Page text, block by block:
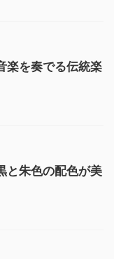
楽を奏でる伝統楽
と朱色の配色が美